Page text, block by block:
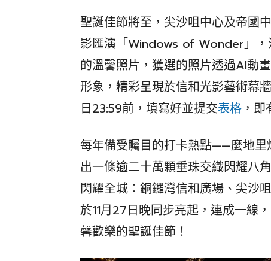
聖誕佳節將至，尖沙咀中心及帝國
影匯演「Windows of Wonder」，
的溫馨照片，獲選的照片透過AI動
形象，精彩呈現於信和光影藝術幕
日23:59前，填寫好並提交表格 ，
每年備受矚目的打卡熱點——麼地
出一條逾二十萬顆垂珠交織閃耀八
閃耀全城：銅鑼灣信和廣場、尖沙
於11月27日晚同步亮起，連成一線
馨歡樂的聖誕佳節！